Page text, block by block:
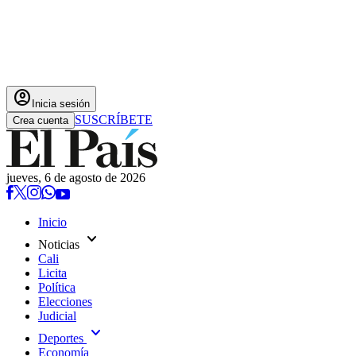
account_circle Inicia sesión
Crea cuenta SUSCRÍBETE
jueves, 6 de agosto de 2026
Inicio
Noticias expand_more
Cali
Licita
Política
Elecciones
Judicial
Deportes expand_more
Economía